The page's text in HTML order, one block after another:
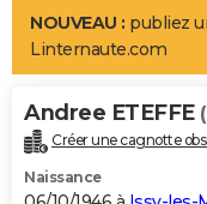
LIFESTYLE
Art de vivre
Bien-être
Loisirs
Mode
Modes de vie
Alimentation
Guide de la santé
Maladies
Médicaments
Sommeil
VOYAGE
Destinations
City break
Voyage nature
Voyage de noces
Forum
Climat
+PHOTO
NOUVEAU : publiez
Linternaute.com
Andree ETEFFE
Créer une cagnotte
Naissance